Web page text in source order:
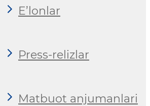
E’lonlar
Press-relizlar
Matbuot anjumanlari